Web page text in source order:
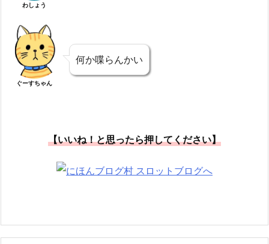
わしょう
ぐーすちゃん
何か喋らんかい
【いいね！と思ったら押してください】